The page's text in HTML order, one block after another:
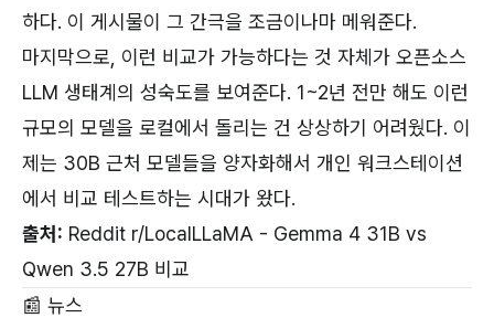
하다. 이 게시물이 그 간극을 조금이나마 메워준다.
마지막으로, 이런 비교가 가능하다는 것 자체가 오픈소스
LLM 생태계의 성숙도를 보여준다. 1~2년 전만 해도 이런
규모의 모델을 로컬에서 돌리는 건 상상하기 어려웠다. 이
제는 30B 근처 모델들을 양자화해서 개인 워크스테이션
에서 비교 테스트하는 시대가 왔다.
출처: Reddit r/LocalLLaMA - Gemma 4 31B vs
Qwen 3.5 27B 비교
📰 뉴스